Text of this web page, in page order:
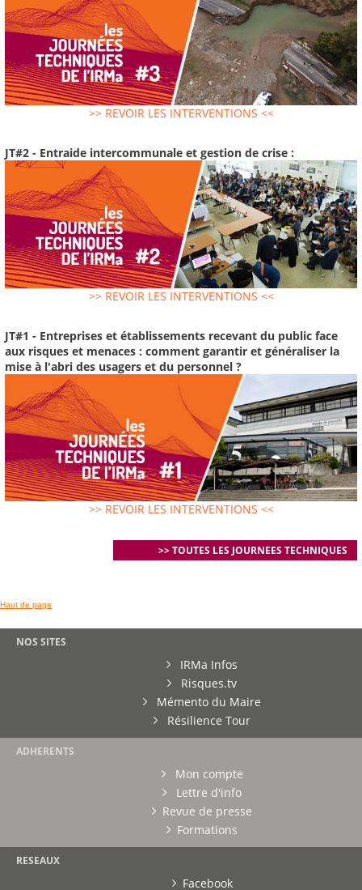
>> REVOIR LES INTERVENTIONS <<
JT#2 - Entraide intercommunale et gestion de crise :
>> REVOIR LES INTERVENTIONS <<
JT#1 - Entreprises et établissements recevant du public face
aux risques et menaces : comment garantir et généraliser la
mise à l'abri des usagers et du personnel ?
>> REVOIR LES INTERVENTIONS <<
>> TOUTES LES JOURNEES TECHNIQUES
Haut de page
NOS SITES
IRMa Infos
Risques.tv
Mémento du Maire
Résilience Tour
ADHERENTS
Mon compte
Lettre d'info
Revue de presse
Formations
RESEAUX
Facebook